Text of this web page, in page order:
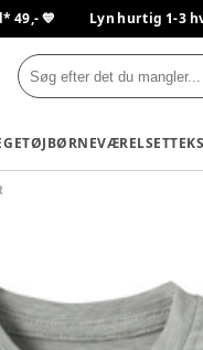
49,- 💙 Lyn hurtig 1-3
BØRNEVÆRELSET